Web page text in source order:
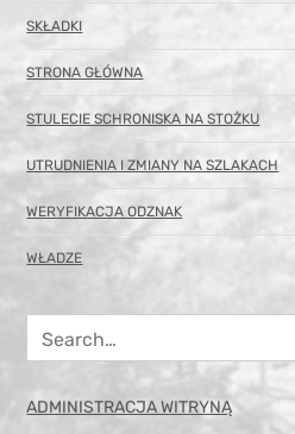
SKŁADKI
STRONA GŁÓWNA
STULECIE SCHRONISKA NA STOŻKU
UTRUDNIENIA I ZMIANY NA SZLAKACH
WERYFIKACJA ODZNAK
WŁADZE
ADMINISTRACJA WITRYNĄ